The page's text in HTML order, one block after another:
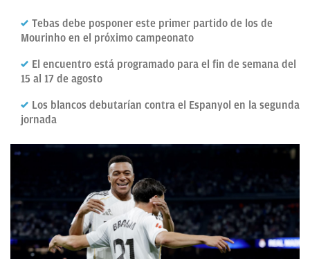
FICHAJES
FEMENINO
PAPARAZZI
Tebas debe posponer este primer partido de los de
Mourinho en el próximo campeonato
El encuentro está programado para el fin de semana del
15 al 17 de agosto
Los blancos debutarían contra el Espanyol en la segunda
jornada